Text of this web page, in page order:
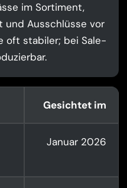
im Sortiment,
und Ausschlüsse vor
oft stabiler; bei Sale-
Gesichtet im
Januar 2026